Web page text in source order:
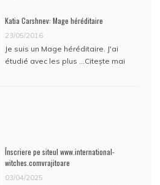
Katia Carshnev: Mage héréditaire
23/05/2016
Je suis un Mage héréditaire. J'ai
étudié avec les plus … Citește mai
Înscriere pe siteul www.international-
witches.comvrajitoare
03/04/2025